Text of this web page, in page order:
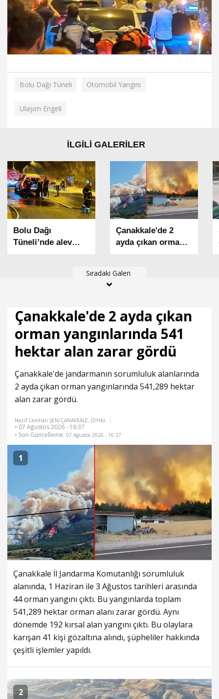
Bolu Dağı Tüneli Otomobil Yangını
Ulaşım Engeli
İLGİLİ GALERİLER
Sıradaki Galeri
Bolu Dağı
Tüneli’nde alev
Çanakkale'de 2
ayda çıkan orman
gördü
Çanakkale'de 2 ayda çıkan
orman yangınlarında 541
hektar alan zarar gördü
Çanakkale'de jandarmanın sorumluluk alanlarında
2 ayda çıkan orman yangınlarında 541,289 hektar
alan zarar gördü.
Nazif Cemhan ŞEN/ÇANAKKALE, (DHA)-
• 07 Ağustos 2026 - 16:37
• Son Güncelleme: 07 Ağustos 2026 - 16:37
1
Çanakkale İl Jandarma Komutanlığı sorumluluk
alanında, 1 Haziran ile 3 Ağustos tarihleri arasında
44 orman yangını çıktı. Bu yangınlarda toplam
541,289 hektar orman alanı zarar gördü. Aynı
dönemde 192 kırsal alan yangını çıktı. Bu olaylara
karışan 41 kişi gözaltına alındı, şüpheliler hakkında
çeşitli işlemler yapıldı.
2